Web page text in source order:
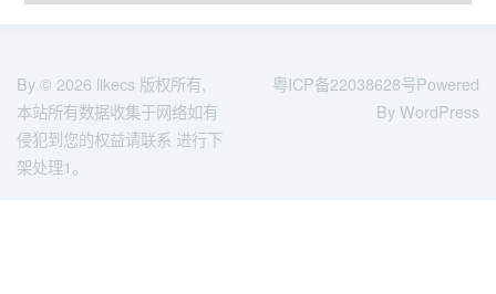
By © 2026 likecs 版权所有,
本站所有数据收集于网络如有
侵犯到您的权益请联系 进行下
架处理1。
粤ICP备22038628号Powered
By WordPress